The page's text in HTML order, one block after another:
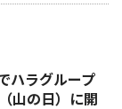
ハラグループ
山の日）に開